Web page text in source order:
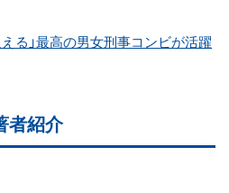
る」最高の男女刑事コンビが活躍
者紹介